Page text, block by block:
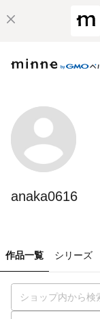
anaka0616
作品一覧 シリーズ